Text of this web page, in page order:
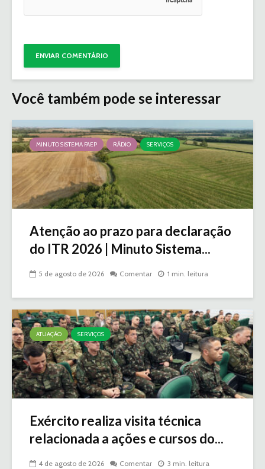
Você também pode se interessar
MINUTO SISTEMA FAEP RÁDIO SERVIÇOS
Atenção ao prazo para declaração
do ITR 2026 | Minuto Sistema...
5 de agosto de 2026 Comentar 1 min. leitura
ATUAÇÃO SERVIÇOS
Exército realiza visita técnica
relacionada a ações e cursos do...
4 de agosto de 2026 Comentar 3 min. leitura